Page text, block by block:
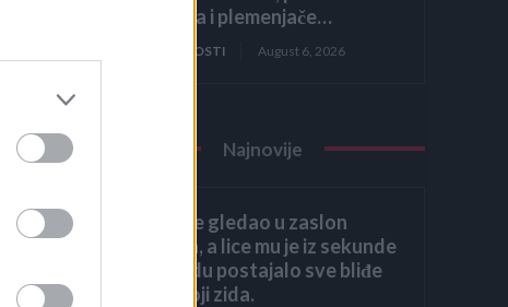
štetočina i plemenjače…
ZANIMLJIVOSTI August 6, 2026
Najnovije
Héctor je gledao u zaslon
računala, a lice mu je iz sekunde
u sekundu postajalo sve bliđe
bijeloj boji zida.